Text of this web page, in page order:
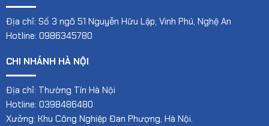
Địa chỉ: Số 3 ngõ 51 Nguyễn Hữu Lập, Vinh Phú, Nghệ An
Hotline: 0986345780
CHI NHÁNH HÀ NỘI
Địa chỉ: Thường Tín Hà Nội
Hotline: 0398486480
Xưởng: Khu Công Nghiệp Đan Phượng, Hà Nội.